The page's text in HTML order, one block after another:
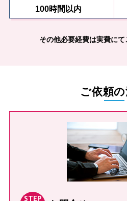
100時間以内
その他必要経費は実費にて
ご依頼
STEP